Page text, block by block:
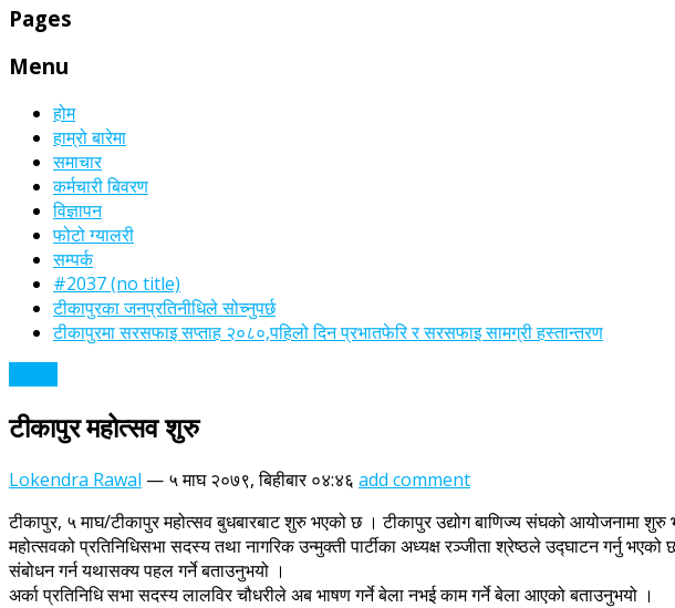
Pages
Menu
होम
हाम्रो बारेमा
समाचार
कर्मचारी बिवरण
विज्ञापन
फोटो ग्यालरी
सम्पर्क
#2037 (no title)
टीकापुरका जनप्रतिनीधिले सोच्नुपर्छ
टीकापुरमा सरसफाइ सप्ताह २०८०,पहिलो दिन प्रभातफेरि र सरसफाइ सामग्री हस्तान्तरण
टीकापुर महोत्सव शुरु
Lokendra Rawal — ५ माघ २०७९, बिहीबार ०४:४६ add comment
टीकापुर, ५ माघ/टीकापुर महोत्सव बुधबारबाट शुरु भएको छ । टीकापुर उद्योग बाणिज्य संघको आयोजनामा
महोत्सवको प्रतिनिधिसभा सदस्य तथा नागरिक उन्मुक्ती पार्टीका अध्यक्ष रञ्जीता श्रेष्ठले उद्घाटन गर्नु
संबोधन गर्न यथासक्य पहल गर्ने बताउनुभयो ।
अर्का प्रतिनिधि सभा सदस्य लालविर चौधरीले अब भाषण गर्ने बेला नभई काम गर्ने बेला आएको बताउनुभयो ।